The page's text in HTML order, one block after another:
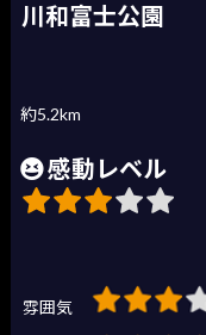
川和富士公園
約5.2km
感動レベル
雰囲気